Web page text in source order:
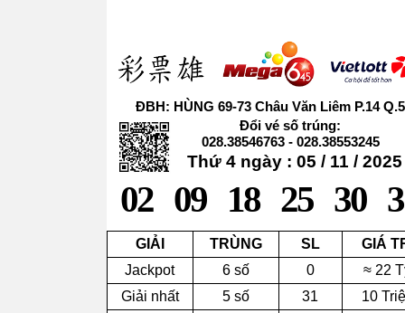
ĐBH: HÙNG 69-73 Châu Văn Liêm P.14 Q.5
Đổi vé số trúng:
028.38546763 - 028.38553245
Thứ 4 ngày : 05 / 11 / 2025
02 09 18 25 30
GIẢI TRÙNG SL
GIÁ
Jackpot
6 số 0
≈ 22
Giải nhất
5 số 31
10